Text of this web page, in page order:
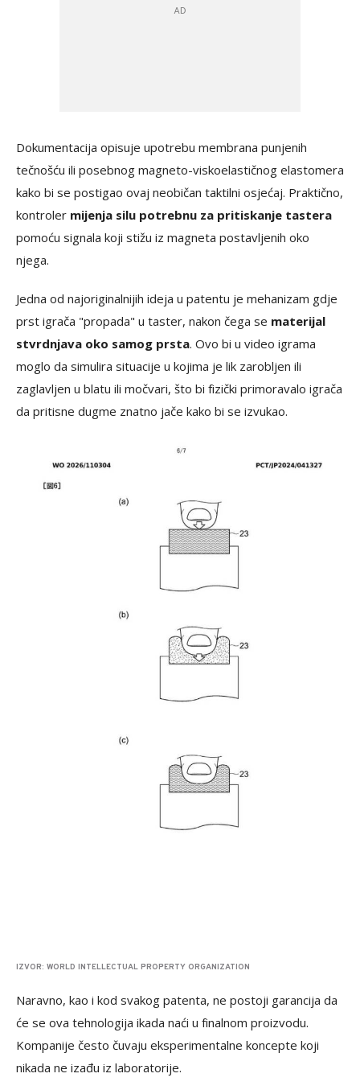
Dokumentacija opisuje upotrebu membrana punjenih
tečnošću ili posebnog magneto-viskoelastičnog elastomera
kako bi se postigao ovaj neobičan taktilni osjećaj. Praktično,
kontroler mijenja silu potrebnu za pritiskanje tastera
pomoću signala koji stižu iz magneta postavljenih oko
njega.
Jedna od najoriginalnijih ideja u patentu je mehanizam gdje
prst igrača "propada" u taster, nakon čega se materijal
stvrdnjava oko samog prsta. Ovo bi u video igrama
moglo da simulira situacije u kojima je lik zarobljen ili
zaglavljen u blatu ili močvari, što bi fizički primoravalo igrača
da pritisne dugme znatno jače kako bi se izvukao.
IZVOR: WORLD INTELLECTUAL PROPERTY ORGANIZATION
Naravno, kao i kod svakog patenta, ne postoji garancija da
će se ova tehnologija ikada naći u finalnom proizvodu.
Kompanije često čuvaju eksperimentalne koncepte koji
nikada ne izađu iz laboratorije.